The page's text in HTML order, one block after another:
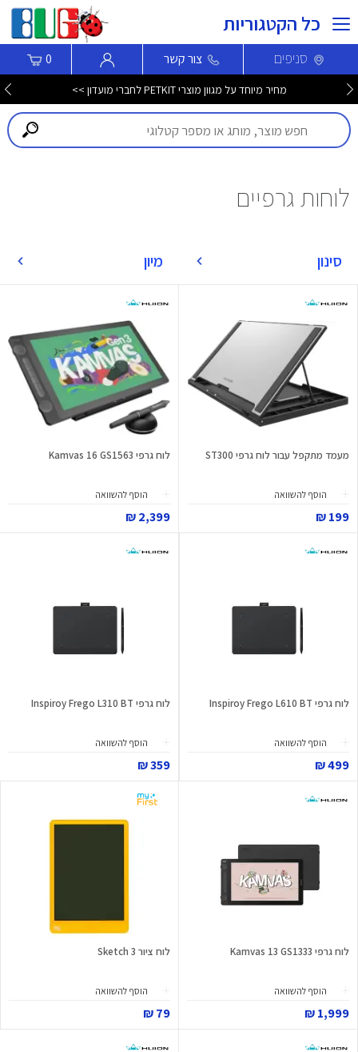
כל הקטגוריות
סניפים צור קשר 0
מחיר מיוחד על מגוון מוצרי PETKIT לחברי מועדון >>
לוחות גרפיים
סינון מיון
מעמד מתקפל עבור לוח גרפי ST300
הוסף להשוואה
199 ₪
לוח גרפי Kamvas 16 GS1563
הוסף להשוואה
2,399 ₪
לוח גרפי Inspiroy Frego L610 BT
הוסף להשוואה
499 ₪
לוח גרפי Inspiroy Frego L310 BT
הוסף להשוואה
359 ₪
לוח גרפי Kamvas 13 GS1333
הוסף להשוואה
1,999 ₪
לוח ציור Sketch 3
הוסף להשוואה
79 ₪